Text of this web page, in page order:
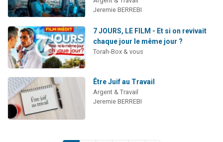
Jeremie BERREBI
7 JOURS, LE FILM - Et si on revivait
chaque jour le même jour ?
Torah-Box & vous
Être Juif au Travail
Argent & Travail
Jeremie BERREBI